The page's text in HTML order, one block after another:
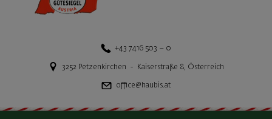
+43 7416 503 – 0
3252 Petzenkirchen - Kaiserstraße 8, Österreich
office@haubis.at